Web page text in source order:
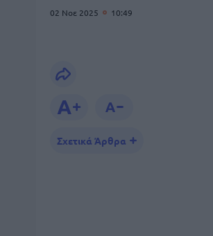
02 Νοε 2025 10:49
Σχετικά Άρθρα